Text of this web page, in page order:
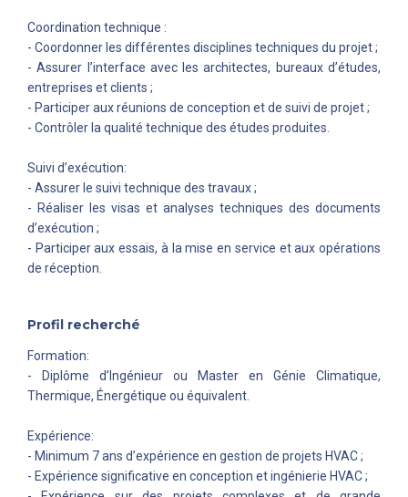
Coordination technique :
- Coordonner les différentes disciplines techniques du projet ;
- Assurer l’interface avec les architectes, bureaux d’études,
entreprises et clients ;
- Participer aux réunions de conception et de suivi de projet ;
- Contrôler la qualité technique des études produites.
Suivi d’exécution:
- Assurer le suivi technique des travaux ;
- Réaliser les visas et analyses techniques des documents
d’exécution ;
- Participer aux essais, à la mise en service et aux opérations
de réception.
Profil recherché
Formation:
- Diplôme d’Ingénieur ou Master en Génie Climatique,
Thermique, Énergétique ou équivalent.
Expérience:
- Minimum 7 ans d’expérience en gestion de projets HVAC ;
- Expérience significative en conception et ingénierie HVAC ;